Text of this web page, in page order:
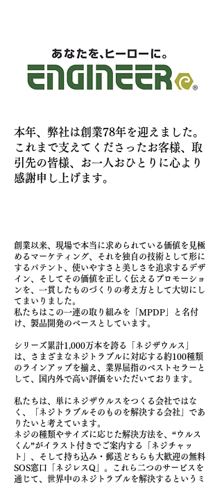
本年、弊社は創業78年を迎えました。
これまで支えてくださったお客様、取
引先の皆様、お一人おひとりに心より
感謝申し上げます。
​ 創業以来、現場で本当に求められている価値を見極
めるマーケティング、それを独自の技術として形に
するパテント、使いやすさと美しさを追求するデザ
イン、そしてその価値を正しく伝えるプロモーショ
ンを、一貫したものづくりの考え方として大切にし
てまいりました。
私たちはこの一連の取り組みを「MPDP」と名付
け、製品開発のベースとしています。
シリーズ累計1,000万本を誇る「ネジザウルス」
は、さまざまなネジトラブルに対応する約100種類
のラインアップを揃え、業界屈指のベストセラーと
して、国内外で高い評価をいただいております。
私たちは、単にネジザウルスをつくる会社ではな
く、「ネジトラブルそのものを解決する会社」であ
りたいと考えています。
ネジの種類やサイズに応じた解決方法を、“ウルス
くん”がイラスト付きでご案内する「ネジチャッ
ト」、そして持ち込み・郵送どちらも大歓迎の無料
SOS窓口「ネジレスQ」。これら二つのサービスを
通じて、世界中のネジトラブルを解決するというミ